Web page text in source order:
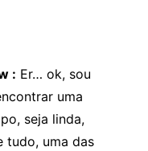
: Er… ok, sou
uma
seja linda,
tudo, uma das